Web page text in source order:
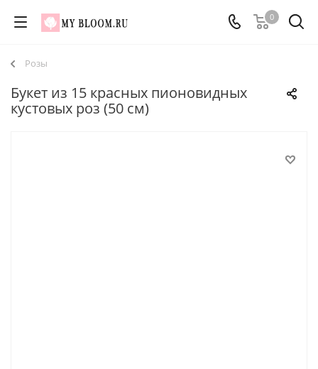
0
Розы
Букет из 15 красных пионовидных
кустовых роз (50 см)